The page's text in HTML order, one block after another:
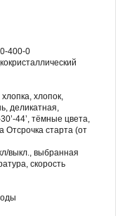
400-0
хлопок,
деликатная,
44’, тёмные цвета,
Отсрочка старта (от
выкл., выбранная
скорость